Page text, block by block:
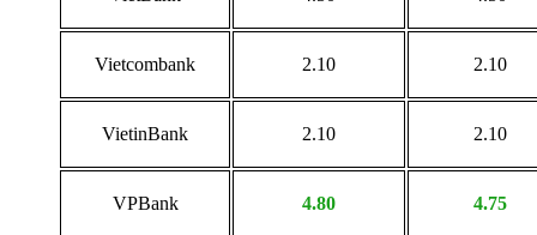
Vietcombank 2.10 2.10
VietinBank 2.10 2.10
VPBank 4.80 4.75